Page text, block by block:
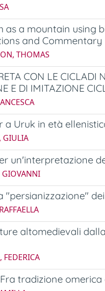
as a mountain using
and Commentary
THOMAS
CON LE CICLADI
E DI IMITAZIONE
a Uruk in età
GIULIA
un'interpretazione
"persianizzazione"
altomedievali
tradizione